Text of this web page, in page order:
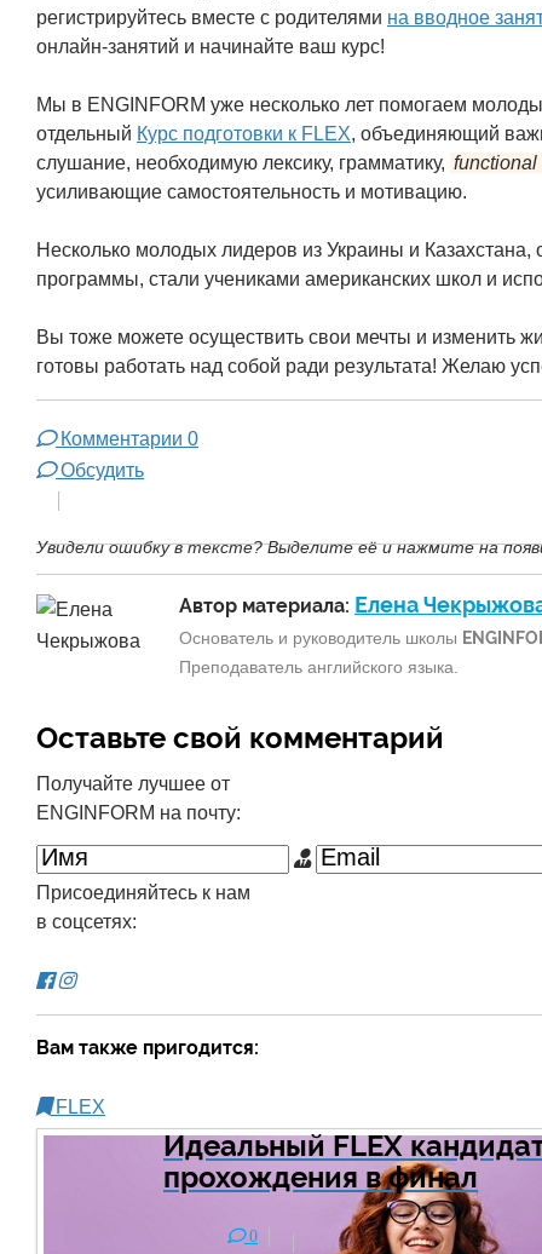
регистрируйтесь вместе с родителями на вводное
онлайн-занятий и начинайте ваш курс!
Мы в ENGINFORM уже несколько лет помогаем
отдельный Курс подготовки к FLEX, объединяющий
слушание, необходимую лексику, грамматику,
усиливающие самостоятельность и мотивацию.
Несколько молодых лидеров из Украины и
программы, стали учениками американских школ и
Вы тоже можете осуществить свои мечты и изменить
готовы работать над собой ради результата! Желаю
Комментарии 0
Обсудить
Увидели ошибку в тексте? Выделите её и нажмите на
Автор материала: Елена
Основатель и руководитель школы
Преподаватель английского языка.
Оставьте свой комментарий
Получайте лучшее от
ENGINFORM на почту:
Присоединяйтесь к нам
в соцсетях:
Вам также пригодится:
FLEX
Идеальный FLEX
прохождения в финал
0